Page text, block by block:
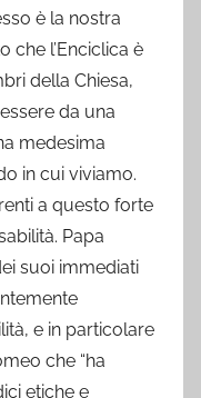
è la nostra
che l’Enciclica è
della Chiesa,
da una
medesima
in cui viviamo.
a questo forte
Papa
suoi immediati
e in particolare
che “ha
etiche e